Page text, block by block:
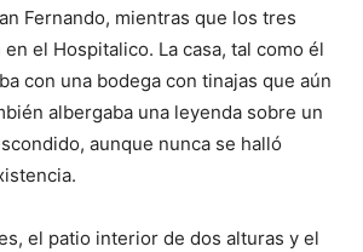
Fernando, mientras que los tres
el Hospitalico. La casa, tal como él
con una bodega con tinajas que aún
albergaba una leyenda sobre un
aunque nunca se halló
el patio interior de dos alturas y el